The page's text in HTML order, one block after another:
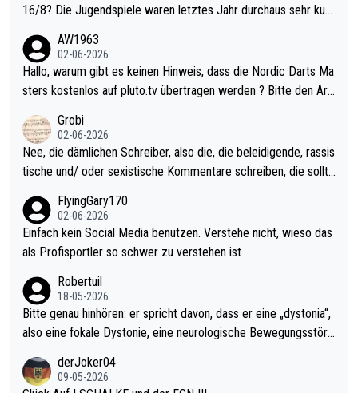
16/8? Die Jugendspiele waren letztes Jahr durchaus sehr kurz
Allerdings ist Mitchell Lawrie als Nummer 1 der Welt eh qualifi
ziert. Somit ändert die automatische Qualifikation des Weltmei
sters erstmal nichts. Ich denke sie wollen damit für nächstes J
ohl wenig WDF Turniere spielen. Dies war bei Archie Self letzt
es Jahr der Fall. Er musste als amtierender Weltmeister durch
den Qualifier und ich glaube kaum, dass Mitchel sich das (in Ve
el hat.
AW1963
02-06-2026
Hallo, warum gibt es keinen Hinweis, dass die Nordic Darts Ma
sters kostenlos auf pluto.tv übertragen werden ? Bitte den Arti
Grobi
02-06-2026
Nee, die dämlichen Schreiber, also die, die beleidigende, rassis
tische und/ oder sexistische Kommentare schreiben, die sollte
s Leben in den Griff kriegen. Nur eins wundert mich: Luke Little
r war doch neulich erst derjenige, der über Social Media GvV p
rovoziert hat. Und Littlers Mutter schießt öfters mal gegen Ric
FlyingGary170
02-06-2026
Einfach kein Social Media benutzen. Verstehe nicht, wieso das
als Profisportler so schwer zu verstehen ist
Robertuil
18-05-2026
Bitte genau hinhören: er spricht davon, dass er eine „dystonia“,
also eine fokale Dystonie, eine neurologische Bewegungsstöru
erden, im Arm hat. Und, dass Medikamente ihm helfen! Ich glau
derJoker04
09-05-2026